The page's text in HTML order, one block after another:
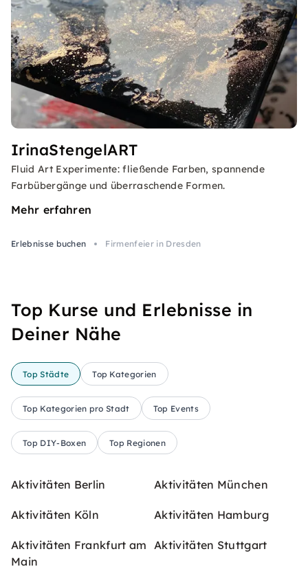
IrinaStengelART
Fluid Art Experimente: fließende Farben, spannende
Farbübergänge und überraschende Formen.
Mehr erfahren
Erlebnisse buchen Firmenfeier in Dresden
Top Kurse und Erlebnisse in
Deiner Nähe
Top Städte Top Kategorien
Top Kategorien pro Stadt Top Events
Top DIY-Boxen Top Regionen
Aktivitäten Berlin Aktivitäten München
Aktivitäten Köln Aktivitäten Hamburg
Aktivitäten Frankfurt am
Main
Aktivitäten Stuttgart